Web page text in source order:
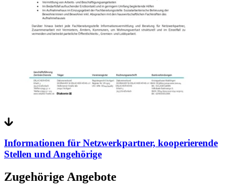
Informationen für Netzwerkpartner, kooperierende
Stellen und Angehörige
Zugehörige Angebote